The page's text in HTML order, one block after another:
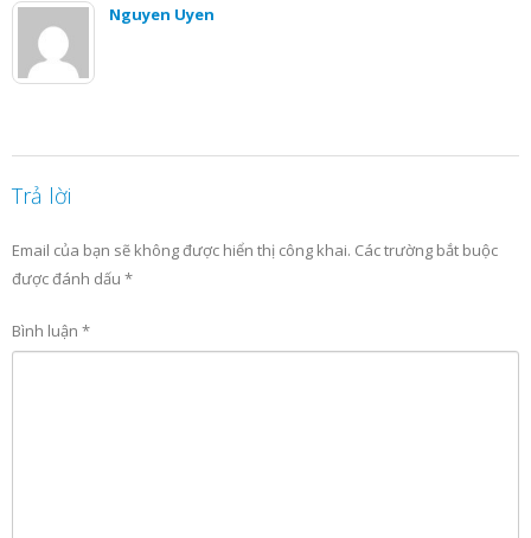
Nguyen Uyen
Trả lời
Email của bạn sẽ không được hiển thị công khai. Các trường bắt buộc
được đánh dấu *
Bình luận *